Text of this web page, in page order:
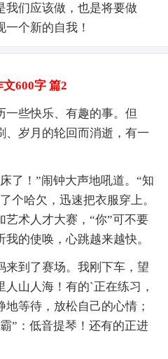
我们应该做，也是将要做
个新的自我！
600字 篇2
一些快乐、有趣的事。但
、岁月的轮回而消逝，有一
了！”闹钟大声地吼道。“知
个哈欠，迅速把衣服穿上。
术人才大赛，“你”可不要
的使唤，心跳越来越快。
来到了赛场。我刚下车，望
山人海！有的`正在练习，
等待，放松自己的心情；
”：低音提琴！还有的正进